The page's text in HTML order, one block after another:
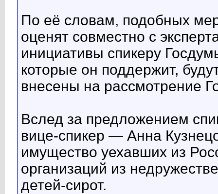
По её словам, подобных
оценят совместно с
инициативы спикеру
которые он поддержит,
внесены на рассмотрение
Вслед за предложением
вице-спикер — Анна
имущество уехавших из
организаций из
детей-сирот.